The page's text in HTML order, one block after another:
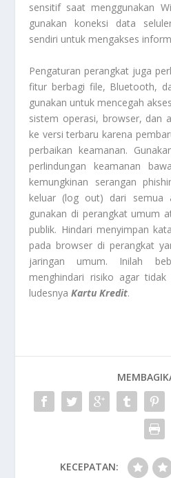
sensitif saat menggunakan
gunakan koneksi data
sendiri untuk mengakses
Pengaturan perangkat juga
fitur berbagi file, Bluetooth,
gunakan untuk mencegah
sistem operasi, browser, dan
ke versi terbaru karena
perbaikan keamanan.
perlindungan keamanan
kemungkinan serangan
keluar (log out) dari semua
gunakan di perangkat umum
publik. Hindari menyimpan
pada browser di perangkat
jaringan umum. Inilah
menghindari risiko agar
ludesnyaKartu Kredit.
KECEPATAN: